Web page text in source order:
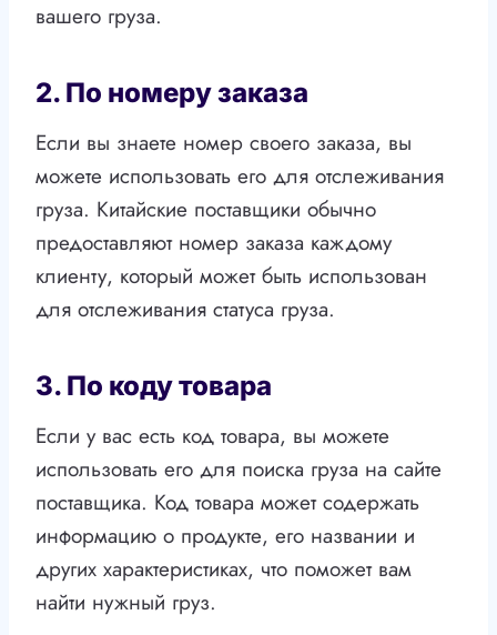
вашего груза.
2. По номеру заказа
Если вы знаете номер своего заказа, вы
можете использовать его для отслеживания
груза. Китайские поставщики обычно
предоставляют номер заказа каждому
клиенту, который может быть использован
для отслеживания статуса груза.
3. По коду товара
Если у вас есть код товара, вы можете
использовать его для поиска груза на сайте
поставщика. Код товара может содержать
информацию о продукте, его названии и
других характеристиках, что поможет вам
найти нужный груз.